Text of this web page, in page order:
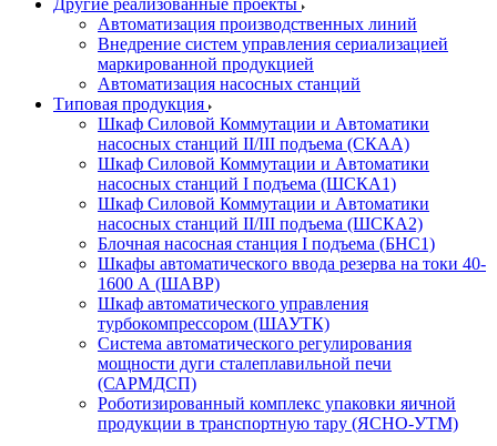
Другие реализованные проекты
Автоматизация производственных линий
Внедрение систем управления сериализацией
маркированной продукцией
Автоматизация насосных станций
Типовая продукция
Шкаф Силовой Коммутации и Автоматики
насосных станций II/III подъема (СКАА)
Шкаф Силовой Коммутации и Автоматики
насосных станций I подъема (ШСКА1)
Шкаф Силовой Коммутации и Автоматики
насосных станций II/III подъема (ШСКА2)
Блочная насосная станция I подъема (БНС1)
Шкафы автоматического ввода резерва на токи 40-
1600 А (ШАВР)
Шкаф автоматического управления
турбокомпрессором (ШАУТК)
Система автоматического регулирования
мощности дуги сталеплавильной печи
(САРМДСП)
Роботизированный комплекс упаковки яичной
продукции в транспортную тару (ЯСНО-УТМ)